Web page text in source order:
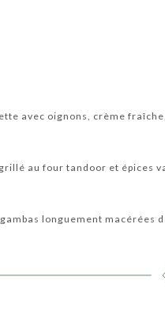
avec oignons, crème
au four tandoor et épices
longuement macérées